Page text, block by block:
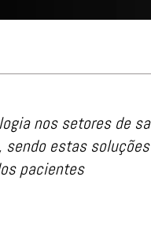
nos setores de
estas
pacientes